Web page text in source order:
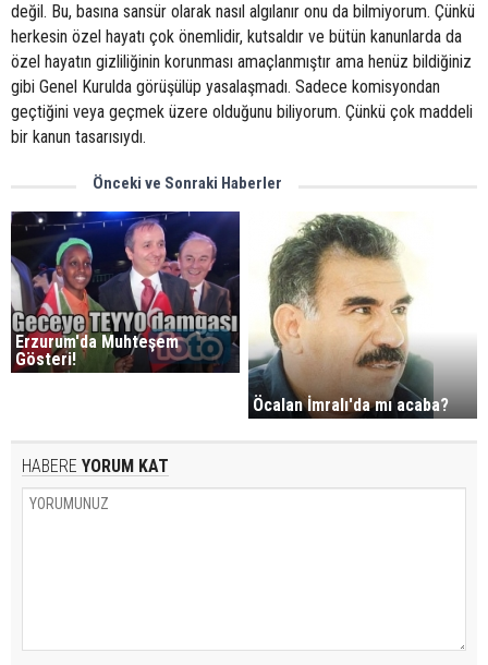
değil. Bu, basına sansür olarak nasıl algılanır onu da bilmiyorum. Çünkü
herkesin özel hayatı çok önemlidir, kutsaldır ve bütün kanunlarda da
özel hayatın gizliliğinin korunması amaçlanmıştır ama henüz bildiğiniz
gibi Genel Kurulda görüşülüp yasalaşmadı. Sadece komisyondan
geçtiğini veya geçmek üzere olduğunu biliyorum. Çünkü çok maddeli
bir kanun tasarısıydı.
Önceki ve Sonraki Haberler
Erzurum'da Muhteşem
Gösteri!
Öcalan İmralı'da mı acaba?
HABERE YORUM KAT